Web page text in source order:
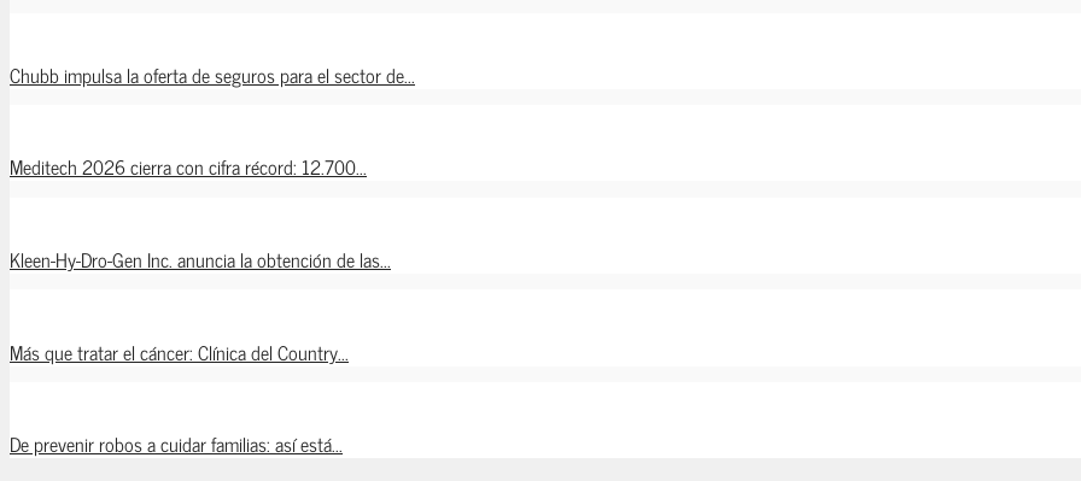
Chubb impulsa la oferta de seguros para el sector de...
Meditech 2026 cierra con cifra récord: 12.700...
Kleen-Hy-Dro-Gen Inc. anuncia la obtención de las...
Más que tratar el cáncer: Clínica del Country...
De prevenir robos a cuidar familias: así está...